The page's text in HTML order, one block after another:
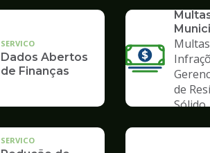
SERVICO
Dados Abertos
de Finanças
de
SERVICO